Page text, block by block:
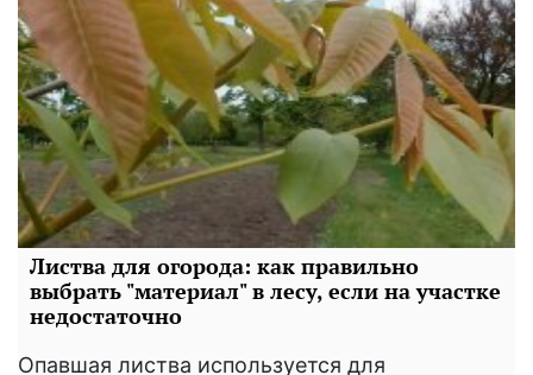
Листва для огорода: как правильно
выбрать "материал" в лесу, если на участке
недостаточно
Опавшая листва используется для